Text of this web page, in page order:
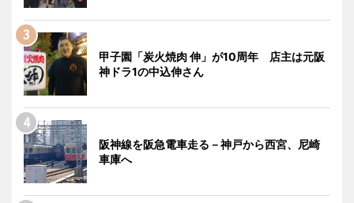
甲子園「炭火焼肉 伸」が10周年 店主は元阪
神ドラ1の中込伸さん
阪神線を阪急電車走る－神戸から西宮、尼崎
車庫へ